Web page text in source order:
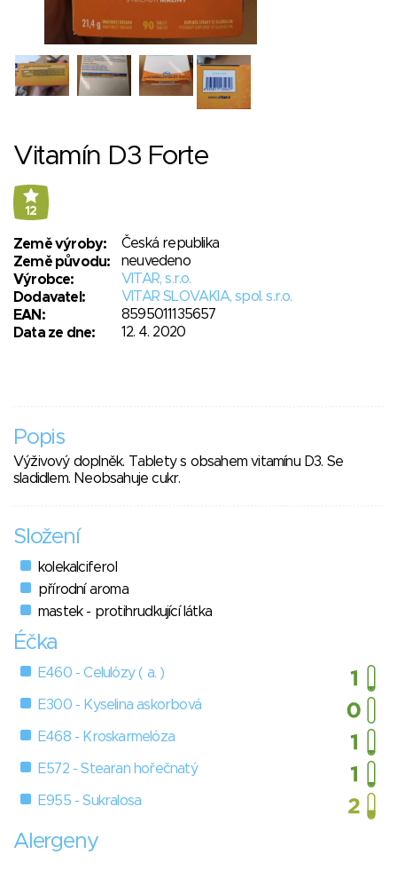
Vitamín D3 Forte
12
Země výroby:
Česká republika
Země původu:
neuvedeno
Výrobce:
VITAR, s.r.o.
Dodavatel:
VITAR SLOVAKIA, spol. s.r.o.
EAN:
8595011135657
Data ze dne:
12. 4. 2020
Popis
Výživový doplněk. Tablety s obsahem vitamínu D3. Se
sladidlem. Neobsahuje cukr.
Složení
kolekalciferol
přírodní aroma
mastek - protihrudkující látka
Éčka
E460 - Celulózy ( a. )
E300 - Kyselina askorbová
E468 - Kroskarmelóza
E572 - Stearan hořečnatý
E955 - Sukralosa
Alergeny